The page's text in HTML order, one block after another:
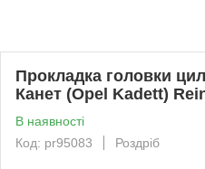
Прокладка головки
Канет (Opel Kadett)
В наявності
Код: pr95083
Роздріб